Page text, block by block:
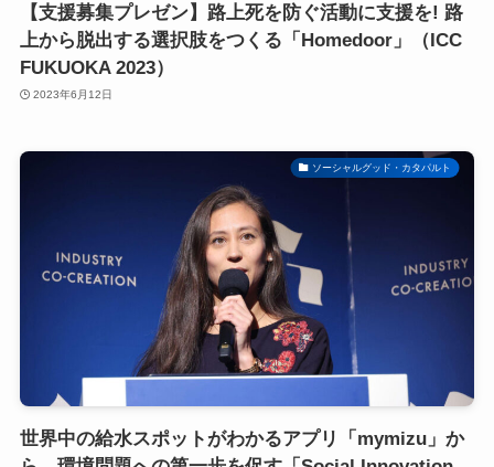
【支援募集プレゼン】路上死を防ぐ活動に支援を! 路
上から脱出する選択肢をつくる「Homedoor」（ICC
FUKUOKA 2023）
2023年6月12日
ソーシャルグッド・カタパルト
世界中の給水スポットがわかるアプリ「mymizu」か